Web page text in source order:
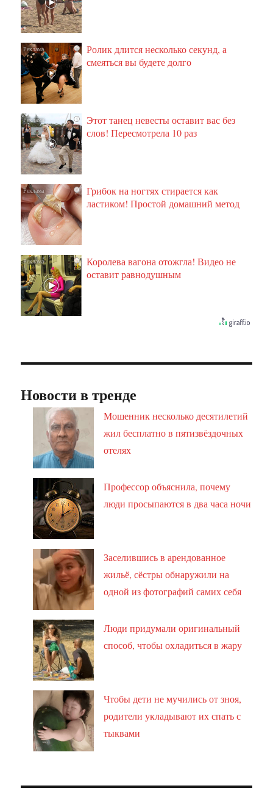
i
Ролик длится несколько секунд, а
смеяться вы будете долго
i
Этот танец невесты оставит вас без
слов! Пересмотрела 10 раз
i
Грибок на ногтях стирается как
ластиком! Простой домашний метод
i
Королева вагона отожгла! Видео не
оставит равнодушным
Новости в тренде
Мошенник несколько десятилетий
жил бесплатно в пятизвёздочных
отелях
Профессор объяснила, почему
люди просыпаются в два часа ночи
Заселившись в арендованное
жильё, сёстры обнаружили на
одной из фотографий самих себя
Люди придумали оригинальный
способ, чтобы охладиться в жару
Чтобы дети не мучились от зноя,
родители укладывают их спать с
тыквами